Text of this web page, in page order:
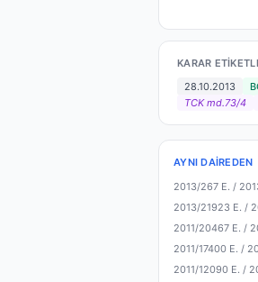
KARAR
28.10.2013
TCK md.73/4
AYNI DAIREDEN
2013/267 E. /
2013/21923 E. /
2011/20467 E. /
2011/17400 E. /
2011/12090 E. /